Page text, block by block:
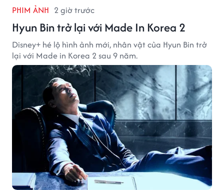
PHIM ẢNH 2 giờ trước
Hyun Bin trở lại với Made In Korea 2
Disney+ hé lộ hình ảnh mới, nhân vật của Hyun Bin trở
lại với Made in Korea 2 sau 9 năm.